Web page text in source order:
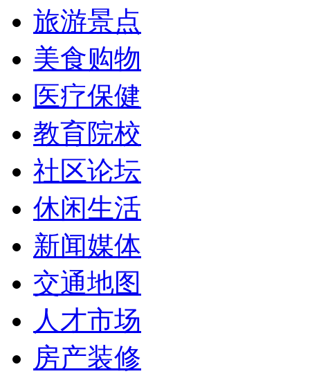
旅游景点
美食购物
医疗保健
教育院校
社区论坛
休闲生活
新闻媒体
交通地图
人才市场
房产装修